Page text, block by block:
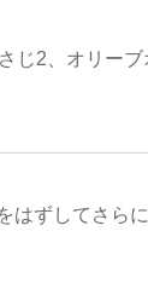
じ2、オリー
はずしてさら